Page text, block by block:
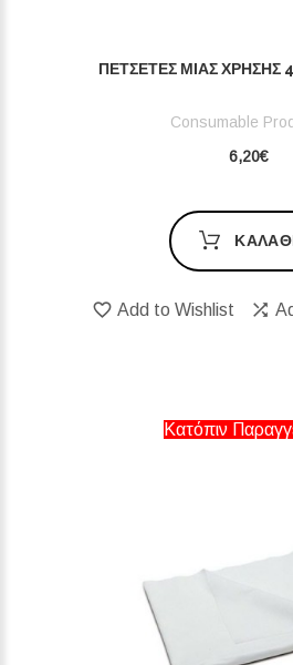
ΠΕΤΣΈΤΕΣ ΜΙΑΣ ΧΡΉΣΗΣ
Consumable
6,20€
Add to Wishlist
Κατόπιν